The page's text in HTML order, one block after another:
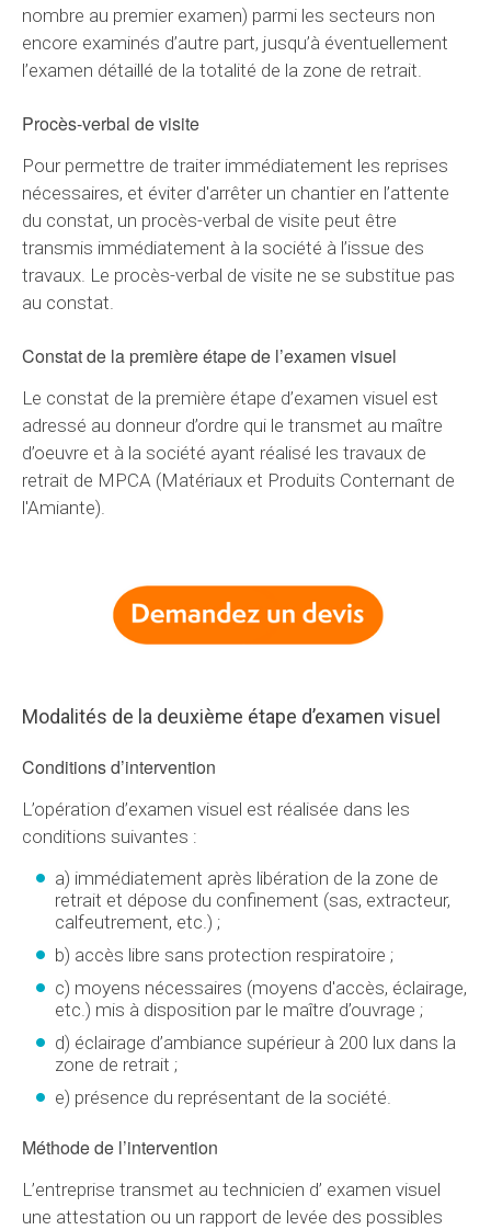
nombre au premier examen) parmi les secteurs non
encore examinés d’autre part, jusqu’à éventuellement
l’examen détaillé de la totalité de la zone de retrait.
Procès-verbal de visite
Pour permettre de traiter immédiatement les reprises
nécessaires, et éviter d'arrêter un chantier en l’attente
du constat, un procès-verbal de visite peut être
transmis immédiatement à la société à l’issue des
travaux. Le procès-verbal de visite ne se substitue pas
au constat.
Constat de la première étape de l’examen visuel
Le constat de la première étape d’examen visuel est
adressé au donneur d’ordre qui le transmet au maître
d’oeuvre et à la société ayant réalisé les travaux de
retrait de MPCA (Matériaux et Produits Conternant de
l'Amiante).
Modalités de la deuxième étape d’examen visuel
Conditions d’intervention
L’opération d’examen visuel est réalisée dans les
conditions suivantes :
a) immédiatement après libération de la zone de
retrait et dépose du confinement (sas, extracteur,
calfeutrement, etc.) ;
b) accès libre sans protection respiratoire ;
c) moyens nécessaires (moyens d'accès, éclairage,
etc.) mis à disposition par le maître d’ouvrage ;
d) éclairage d’ambiance supérieur à 200 lux dans la
zone de retrait ;
e) présence du représentant de la société.
Méthode de l’intervention
L’entreprise transmet au technicien d’ examen visuel
une attestation ou un rapport de levée des possibles